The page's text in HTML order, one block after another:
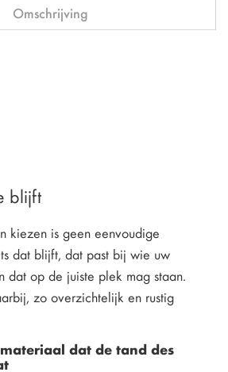
Omschrijving
blijft
kiezen is geen eenvoudige
dat blijft, dat past bij wie uw
dat op de juiste plek mag staan.
zo overzichtelijk en rustig
dat de tand des